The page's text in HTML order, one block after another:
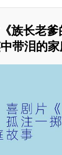
族长老
带泪的